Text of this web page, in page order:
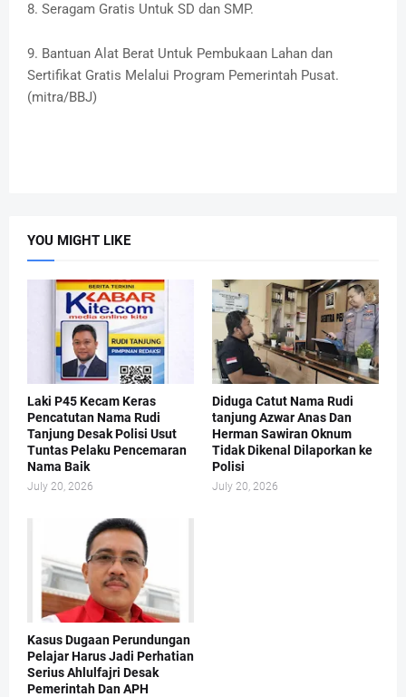
8. Seragam Gratis Untuk SD dan SMP.
9. Bantuan Alat Berat Untuk Pembukaan Lahan dan
Sertifikat Gratis Melalui Program Pemerintah Pusat.
(mitra/BBJ)
YOU MIGHT LIKE
Laki P45 Kecam Keras
Pencatutan Nama Rudi
Tanjung Desak Polisi Usut
Tuntas Pelaku Pencemaran
Nama Baik
July 20, 2026
Diduga Catut Nama Rudi
tanjung Azwar Anas Dan
Herman Sawiran Oknum
Tidak Dikenal Dilaporkan ke
Polisi
July 20, 2026
Kasus Dugaan Perundungan
Pelajar Harus Jadi Perhatian
Serius Ahlulfajri Desak
Pemerintah Dan APH